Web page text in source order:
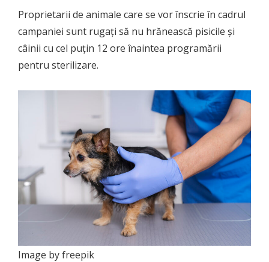
Proprietarii de animale care se vor înscrie în cadrul
campaniei sunt rugați să nu hrănească pisicile și
câinii cu cel puțin 12 ore înaintea programării
pentru sterilizare.
Image by freepik